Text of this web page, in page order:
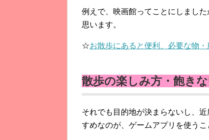
例えで、映画館ってことにしまし
思います。
☆お散歩にあると便利、必要な物・
散歩の楽しみ方・飽き
それでも目的地が決まらないし、
すめなのが、ゲームアプリを使うこ